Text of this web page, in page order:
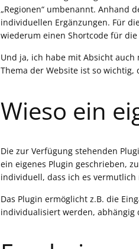
„Regionen“ umbenannt. Anhand
individuellen Ergänzungen. Für
wiederum einen Shortcode für
Und ja, ich habe mit Absicht auch
Thema der Website ist so
Wieso ein
Die zur Verfügung stehenden
ein eigenes Plugin geschrieben,
individuell, dass ich es
Das Plugin ermöglicht z.B. die
individualisiert werden, abhängig